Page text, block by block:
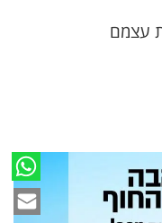
עצמם